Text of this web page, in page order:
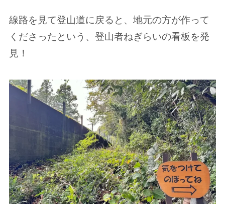
線路を見て登山道に戻ると、地元の方が作って
くださったという、登山者ねぎらいの看板を発
見！